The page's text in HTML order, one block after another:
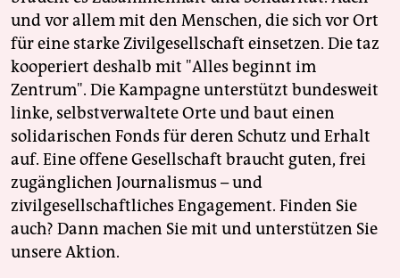
und vor allem mit den Menschen, die sich vor Ort
für eine starke Zivilgesellschaft einsetzen. Die taz
kooperiert deshalb mit "Alles beginnt im
Zentrum". Die Kampagne unterstützt bundesweit
linke, selbstverwaltete Orte und baut einen
solidarischen Fonds für deren Schutz und Erhalt
auf. Eine offene Gesellschaft braucht guten, frei
zugänglichen Journalismus – und
zivilgesellschaftliches Engagement. Finden Sie
auch? Dann machen Sie mit und unterstützen Sie
unsere Aktion.